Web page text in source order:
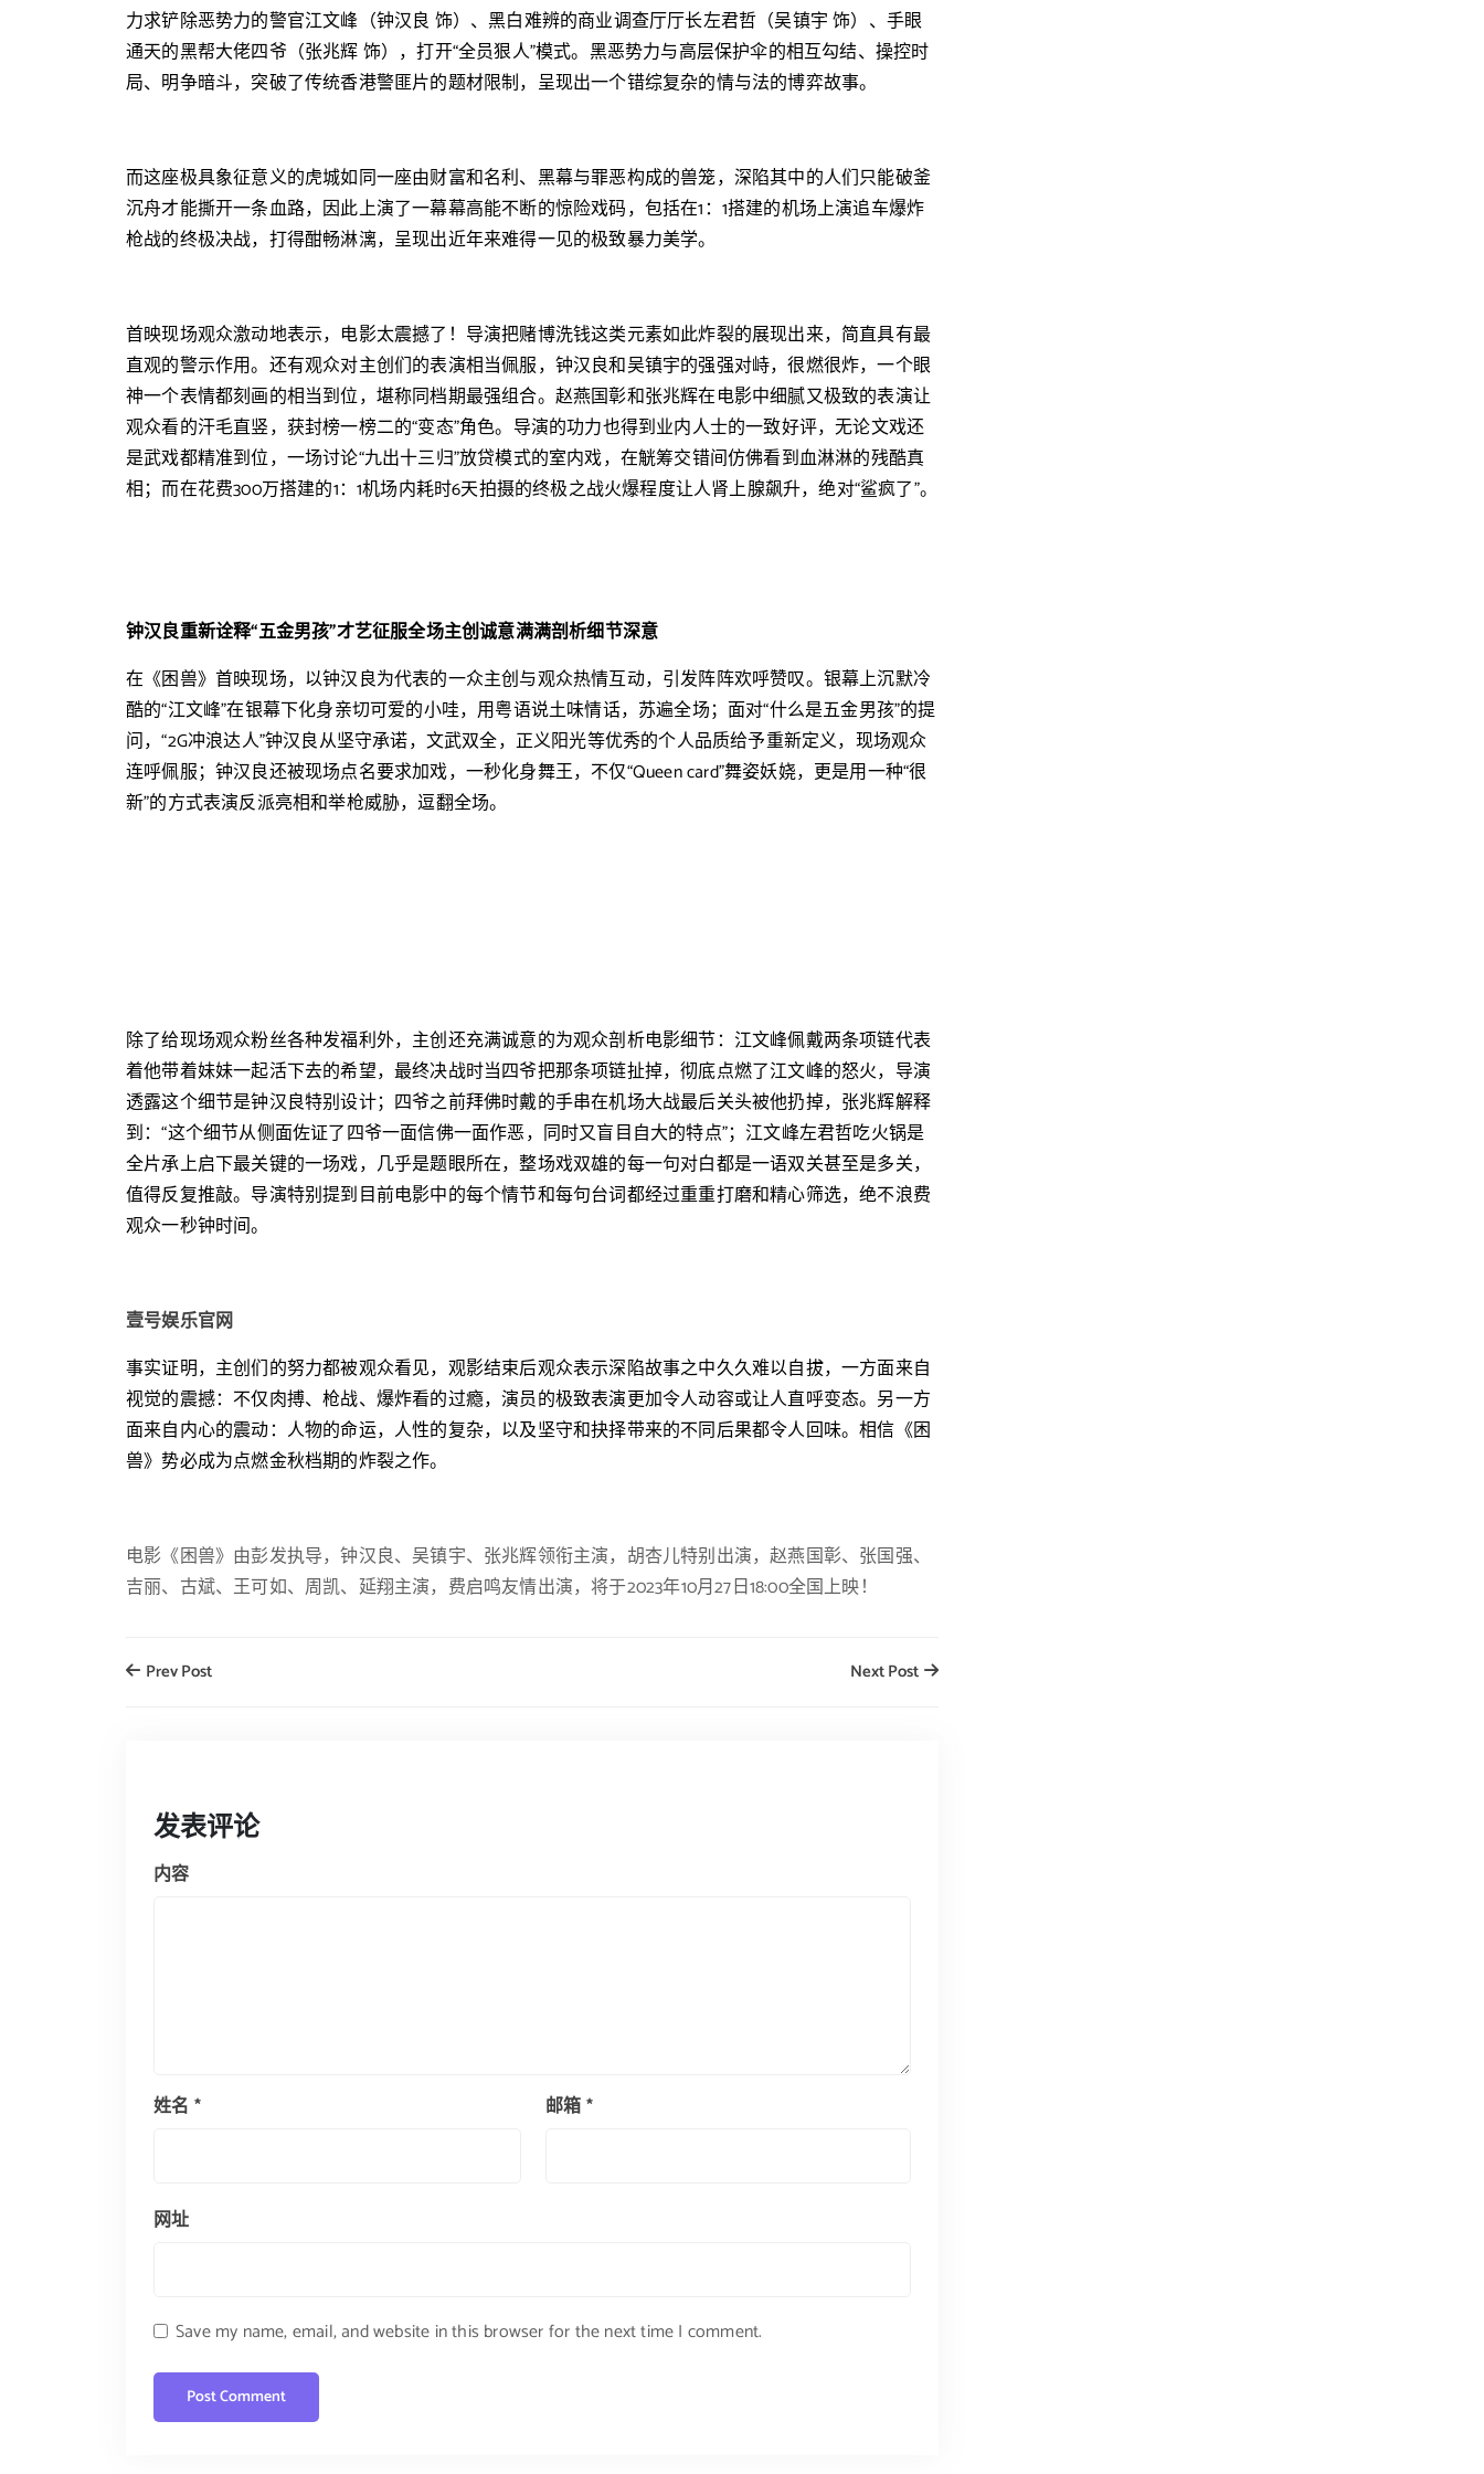
力求铲除恶势力的警官江文峰（钟汉良 饰）、黑白难辨的商业调查厅厅长左君哲（吴镇宇 饰）、手眼
通天的黑帮大佬四爷（张兆辉 饰），打开“全员狠人”模式。黑恶势力与高层保护伞的相互勾结、操控时
局、明争暗斗，突破了传统香港警匪片的题材限制，呈现出一个错综复杂的情与法的博弈故事。
而这座极具象征意义的虎城如同一座由财富和名利、黑幕与罪恶构成的兽笼，深陷其中的人们只能破釜
沉舟才能撕开一条血路，因此上演了一幕幕高能不断的惊险戏码，包括在1：1搭建的机场上演追车爆炸
枪战的终极决战，打得酣畅淋漓，呈现出近年来难得一见的极致暴力美学。
首映现场观众激动地表示，电影太震撼了！导演把赌博洗钱这类元素如此炸裂的展现出来，简直具有最
直观的警示作用。还有观众对主创们的表演相当佩服，钟汉良和吴镇宇的强强对峙，很燃很炸，一个眼
神一个表情都刻画的相当到位，堪称同档期最强组合。赵燕国彰和张兆辉在电影中细腻又极致的表演让
观众看的汗毛直竖，获封榜一榜二的“变态”角色。导演的功力也得到业内人士的一致好评，无论文戏还
是武戏都精准到位，一场讨论“九出十三归”放贷模式的室内戏，在觥筹交错间仿佛看到血淋淋的残酷真
相；而在花费300万搭建的1：1机场内耗时6天拍摄的终极之战火爆程度让人肾上腺飙升，绝对“鲨疯了”。
钟汉良重新诠释“五金男孩”才艺征服全场主创诚意满满剖析细节深意
在《困兽》首映现场，以钟汉良为代表的一众主创与观众热情互动，引发阵阵欢呼赞叹。银幕上沉默冷
酷的“江文峰”在银幕下化身亲切可爱的小哇，用粤语说土味情话，苏遍全场；面对“什么是五金男孩”的提
问，“2G冲浪达人”钟汉良从坚守承诺，文武双全，正义阳光等优秀的个人品质给予重新定义，现场观众
连呼佩服；钟汉良还被现场点名要求加戏，一秒化身舞王，不仅“Queen card”舞姿妖娆，更是用一种“很
新”的方式表演反派亮相和举枪威胁，逗翻全场。
除了给现场观众粉丝各种发福利外，主创还充满诚意的为观众剖析电影细节：江文峰佩戴两条项链代表
着他带着妹妹一起活下去的希望，最终决战时当四爷把那条项链扯掉，彻底点燃了江文峰的怒火，导演
透露这个细节是钟汉良特别设计；四爷之前拜佛时戴的手串在机场大战最后关头被他扔掉，张兆辉解释
到：“这个细节从侧面佐证了四爷一面信佛一面作恶，同时又盲目自大的特点”；江文峰左君哲吃火锅是
全片承上启下最关键的一场戏，几乎是题眼所在，整场戏双雄的每一句对白都是一语双关甚至是多关，
值得反复推敲。导演特别提到目前电影中的每个情节和每句台词都经过重重打磨和精心筛选，绝不浪费
观众一秒钟时间。
壹号娱乐官网
事实证明，主创们的努力都被观众看见，观影结束后观众表示深陷故事之中久久难以自拔，一方面来自
视觉的震撼：不仅肉搏、枪战、爆炸看的过瘾，演员的极致表演更加令人动容或让人直呼变态。另一方
面来自内心的震动：人物的命运，人性的复杂，以及坚守和抉择带来的不同后果都令人回味。相信《困
兽》势必成为点燃金秋档期的炸裂之作。
电影《困兽》由彭发执导，钟汉良、吴镇宇、张兆辉领衔主演，胡杏儿特别出演，赵燕国彰、张国强、
吉丽、古斌、王可如、周凯、延翔主演，费启鸣友情出演，将于2023年10月27日18:00全国上映！
Prev Post Next Post
发表评论
内容
姓名 * 邮箱*
网址
Save my name, email, and website in this browser for the next time I comment.